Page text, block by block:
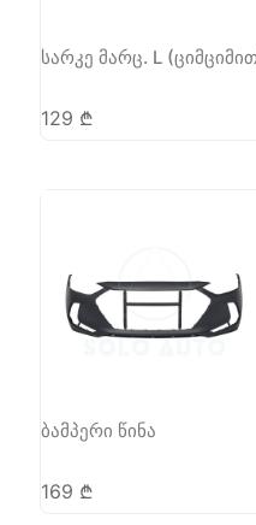
სარკე მარც. L
129 ₾
ბამპერი წინა
169 ₾